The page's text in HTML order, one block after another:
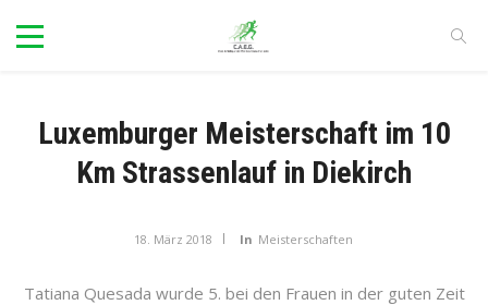
Luxemburger Meisterschaft im 10
Km Strassenlauf in Diekirch
18. März 2018 In Meisterschaften
Tatiana Quesada wurde 5. bei den Frauen in der guten Zeit